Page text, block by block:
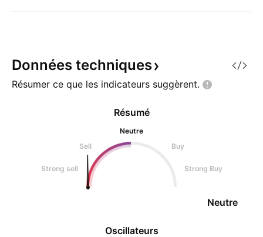
Données techniques
Résumer ce que les indicateurs suggèrent.
Oscillateurs
Résumé
Neutre
Sell
Buy
Strong sell Strong Buy
Neutre